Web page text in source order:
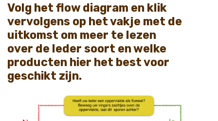
Volg het flow diagram en klik
vervolgens op het vakje met de
uitkomst om meer te lezen
over de leder soort en welke
producten hier het best voor
geschikt zijn.